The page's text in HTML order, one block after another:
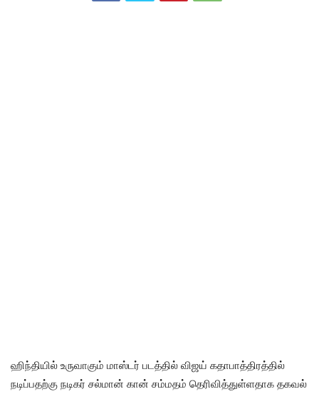
ஹிந்தியில் உருவாகும் மாஸ்டர் படத்தில் விஜய் கதாபாத்திரத்தில்
நடிப்பதற்கு நடிகர் சல்மான் கான் சம்மதம் தெரிவித்துள்ளதாக தகவல்